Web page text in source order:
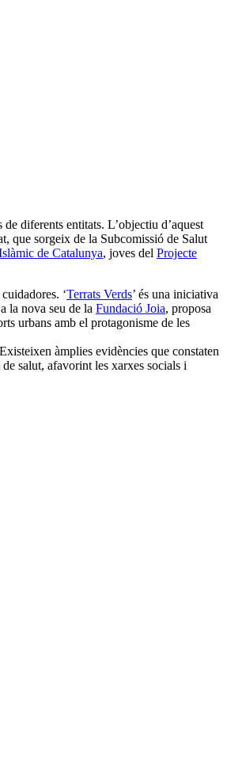
diferents entitats. L’objectiu d’aquest
que sorgeix de la Subcomissió de Salut
de Catalunya, joves del Projecte
‘Terrats Verds’ és una iniciativa
la nova seu de la Fundació Joia, proposa
urbans amb el protagonisme de les
àmplies evidències que constaten
salut, afavorint les xarxes socials i